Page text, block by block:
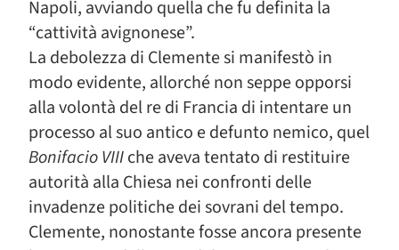
Napoli, avviando quella che fu definita la
“cattività avignonese”.
La debolezza di Clemente si manifestò in
modo evidente, allorché non seppe opporsi
alla volontà del re di Francia di intentare un
processo al suo antico e defunto nemico, quel
Bonifacio VIIIche aveva tentato di restituire
autorità alla Chiesa nei confronti delle
invadenze politiche dei sovrani del tempo.
Clemente, nonostante fosse ancora presente